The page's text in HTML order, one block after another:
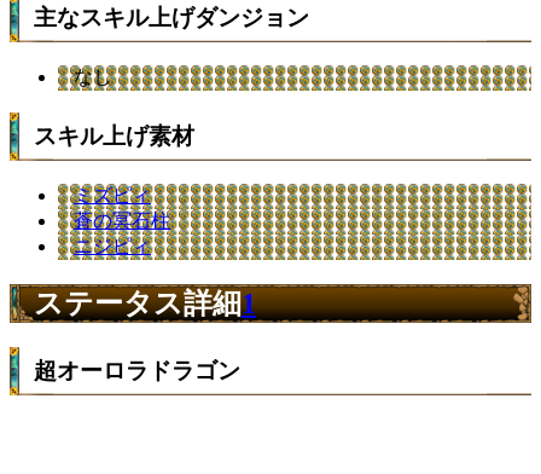
主なスキル上げダンジョン
なし
スキル上げ素材
ミズピィ
蒼の冥石柱
ニジピィ
ステータス詳細1
超オーロラドラゴン